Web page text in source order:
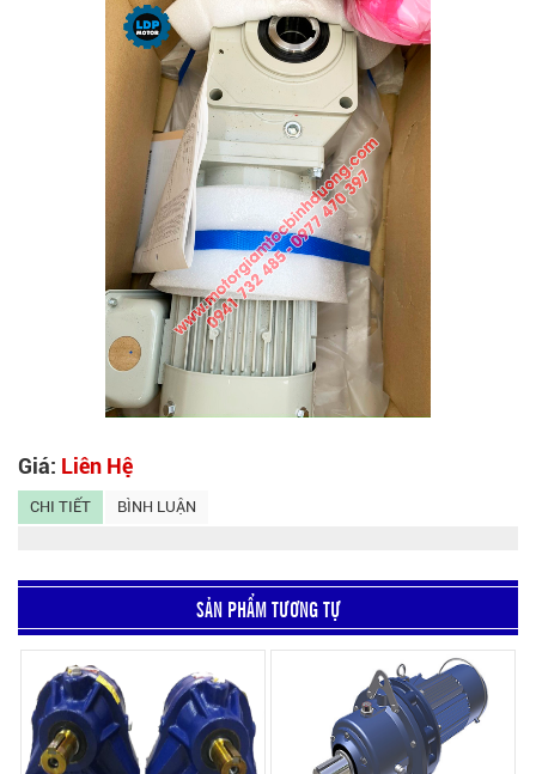
Giá: Liên Hệ
CHI TIẾT BÌNH LUẬN
SẢN PHẨM TƯƠNG TỰ